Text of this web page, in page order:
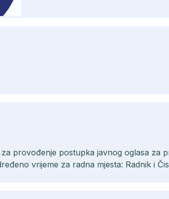
za provođenje postupka javnog oglasa za
vrijeme za radna mjesta: Radnik i